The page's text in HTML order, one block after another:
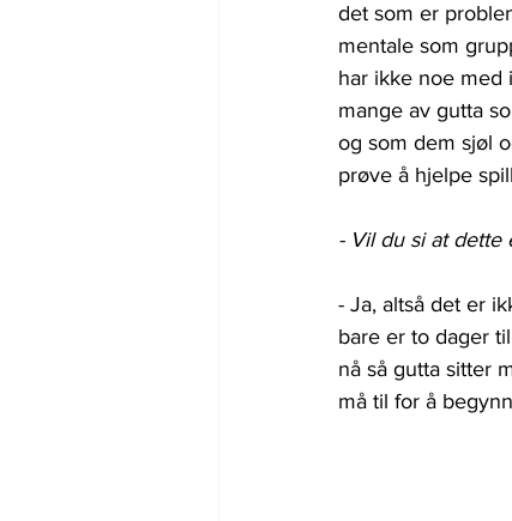
det som er
mentale som
har ikke noe med
mange av gutta
og som dem sjøl
prøve å hjelpe
- Vil du si at dette
- Ja, altså det er
bare er to dager
nå så gutta sitter
må til for å